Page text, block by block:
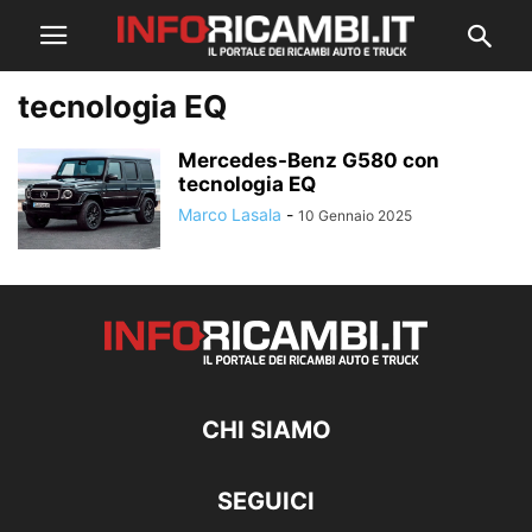
tecnologia EQ
Mercedes-Benz G580 con
tecnologia EQ
Marco Lasala - 10 Gennaio 2025
CHI SIAMO
SEGUICI